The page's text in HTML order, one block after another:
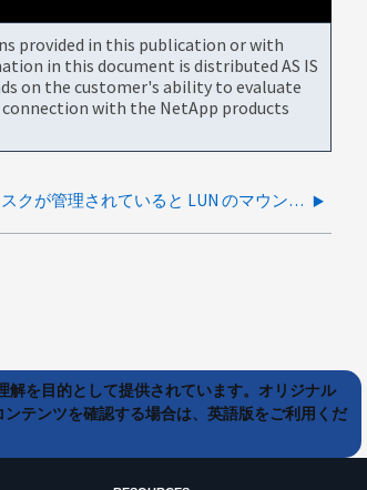
provided in this publication or with
in this document is distributed AS IS
on the customer's ability to evaluate
with the NetApp products
指定されたディスクが管理されていると LUN のマウントに失敗する SCSQL Microsoft フェイルオーバークラスタを使用
を目的として提供されています。オリジナル
テンツを確認する場合は、英語版をご利用くだ